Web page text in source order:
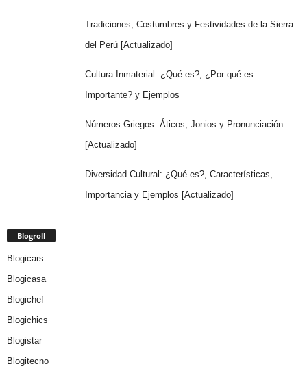
Tradiciones, Costumbres y Festividades de la Sierra
del Perú [Actualizado]
Cultura Inmaterial: ¿Qué es?, ¿Por qué es
Importante? y Ejemplos
Números Griegos: Áticos, Jonios y Pronunciación
[Actualizado]
Diversidad Cultural: ¿Qué es?, Características,
Importancia y Ejemplos [Actualizado]
Blogroll
Blogicars
Blogicasa
Blogichef
Blogichics
Blogistar
Blogitecno